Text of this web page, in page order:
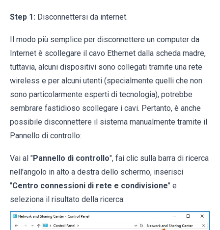
Step 1: Disconnettersi da internet.
Il modo più semplice per disconnettere un computer da
Internet è scollegare il cavo Ethernet dalla scheda madre,
tuttavia, alcuni dispositivi sono collegati tramite una rete
wireless e per alcuni utenti (specialmente quelli che non
sono particolarmente esperti di tecnologia), potrebbe
sembrare fastidioso scollegare i cavi. Pertanto, è anche
possibile disconnettere il sistema manualmente tramite il
Pannello di controllo:
Vai al "Pannello di controllo", fai clic sulla barra di ricerca
nell'angolo in alto a destra dello schermo, inserisci
"Centro connessioni di rete e condivisione" e
seleziona il risultato della ricerca: